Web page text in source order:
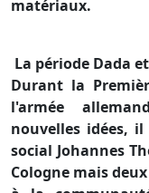
matériaux.
La période Dada
Durant la
l'armée
nouvelles idées,
social Johannes
Cologne mais